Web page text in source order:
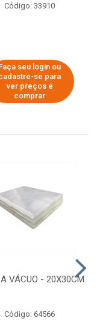
Código: 33910
seu login ou
se para
ver preços e
comprar
VÁCUO - 20X30CM
Código: 64566